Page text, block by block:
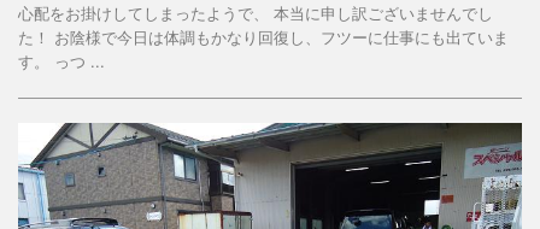
心配をお掛けしてしまったようで、 本当に申し訳ございませんでし
た！ お陰様で今日は体調もかなり回復し、フツーに仕事にも出ていま
す。 っつ ...